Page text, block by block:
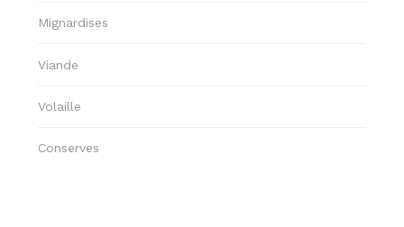
Mignardises
Viande
Volaille
Conserves